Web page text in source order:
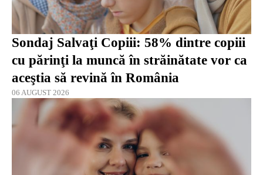
Sondaj Salvaţi Copiii: 58% dintre copiii
cu părinţi la muncă în străinătate vor ca
aceştia să revină în România
06 AUGUST 2026